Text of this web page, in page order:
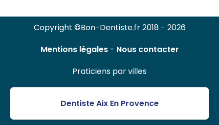
Copyright ©Bon-Dentiste.fr 2018 - 2026
Mentions légales- Nous contacter
Praticiens par villes
Dentiste Aix En Provence